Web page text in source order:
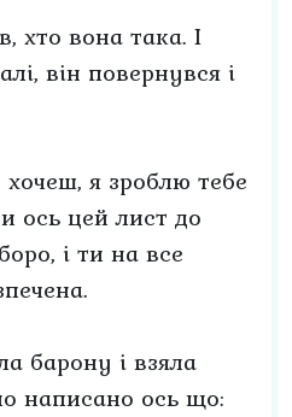
хто вона така. І
він повернувся і
я зроблю тебе
ось цей лист до
і ти на все
барону і взяла
написано ось що: